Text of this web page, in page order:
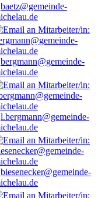
baetz@gemeinde-
bergmann@gemeinde-
l.bergmann@gemeinde-
biesenecker@gemeinde-